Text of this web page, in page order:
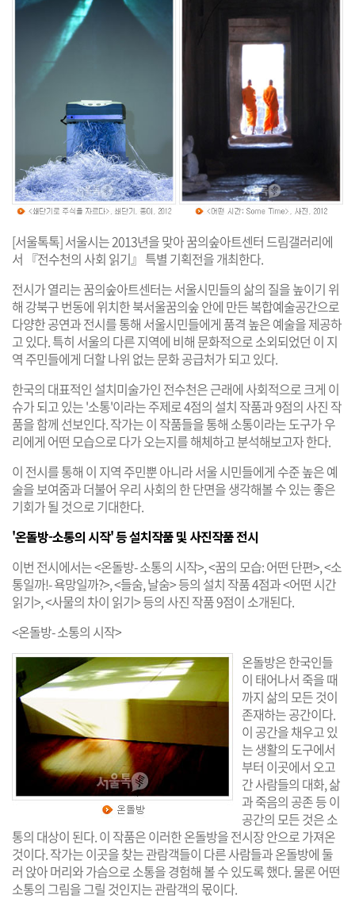
[서울톡톡] 서울시는 2013년을 맞아 꿈의숲아트센터 드림갤러리에
서 『전수천의 사회 읽기』 특별 기획전을 개최한다.
전시가 열리는 꿈의숲아트센터는 서울시민들의 삶의 질을 높이기 위
해 강북구 번동에 위치한 북서울꿈의숲 안에 만든 복합예술공간으로
다양한 공연과 전시를 통해 서울시민들에게 품격 높은 예술을 제공하
고 있다. 특히 서울의 다른 지역에 비해 문화적으로 소외되었던 이 지
역 주민들에게 더할 나위 없는 문화 공급처가 되고 있다.
한국의 대표적인 설치미술가인 전수천은 근래에 사회적으로 크게 이
슈가 되고 있는 '소통'이라는 주제로 4점의 설치 작품과 9점의 사진 작
품을 함께 선보인다. 작가는 이 작품들을 통해 소통이라는 도구가 우
리에게 어떤 모습으로 다가 오는지를 해체하고 분석해보고자 한다.
이 전시를 통해 이 지역 주민뿐 아니라 서울 시민들에게 수준 높은 예
술을 보여줌과 더불어 우리 사회의 한 단면을 생각해볼 수 있는 좋은
기회가 될 것으로 기대한다.
'온돌방-소통의 시작' 등 설치작품 및 사진작품 전시
이번 전시에서는 <온돌방- 소통의 시작>, <꿈의 모습: 어떤 단편>, <소
통일까!- 욕망일까?>, <들숨, 날숨> 등의 설치 작품 4점과 <어떤 시간
읽기>, <사물의 차이 읽기> 등의 사진 작품 9점이 소개된다.
<온돌방- 소통의 시작>
온돌방은 한국인들
이 태어나서 죽을 때
까지 삶의 모든 것이
존재하는 공간이다.
이 공간을 채우고 있
는 생활의 도구에서
부터 이곳에서 오고
간 사람들의 대화, 삶
과 죽음의 공존 등 이
공간의 모든 것은 소
통의 대상이 된다. 이 작품은 이러한 온돌방을 전시장 안으로 가져온
것이다. 작가는 이곳을 찾는 관람객들이 다른 사람들과 온돌방에 둘
러 앉아 머리와 가슴으로 소통을 경험해 볼 수 있도록 했다. 물론 어떤
소통의 그림을 그릴 것인지는 관람객의 몫이다.